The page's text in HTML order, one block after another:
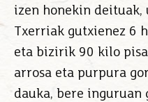
izen honekin deituak,
Txerriak gutxienez 6
eta bizirik 90 kilo
arrosa eta purpura
dauka, bere inguruan